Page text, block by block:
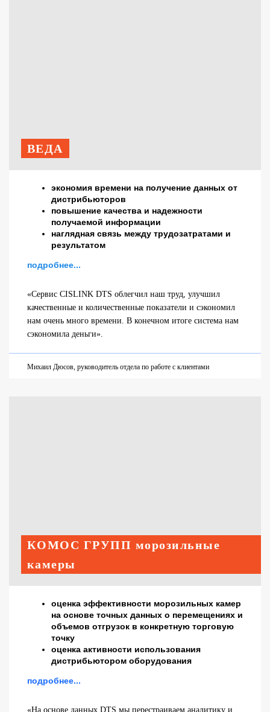
ВЕДА
экономия времени на получение данных от
дистрибьюторов
повышение качества и надежности
получаемой информации
наглядная связь между трудозатратами и
результатом
подробнее...
«Сервис CISLINK DTS облегчил наш труд, улучшил
качественные и количественные показатели и сэкономил
нам очень много времени. В конечном итоге система нам
сэкономила деньги».
Михаил Дюсов, руководитель отдела по работе с клиентами
КОМОС ГРУПП морозильные
камеры
оценка эффективности морозильных камер
на основе точных данных о перемещениях и
объемов отгрузок в конкретную торговую
точку
оценка активности использования
дистрибьютором оборудования
подробнее...
«На основе данных DTS мы перестраиваем аналитику и